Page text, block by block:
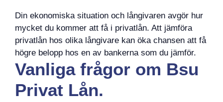
Din ekonomiska situation och långivaren avgör hur
mycket du kommer att få i privatlån. Att jämföra
privatlån hos olika långivare kan öka chansen att få
högre belopp hos en av bankerna som du jämför.
Vanliga frågor om Bsu
Privat Lån.